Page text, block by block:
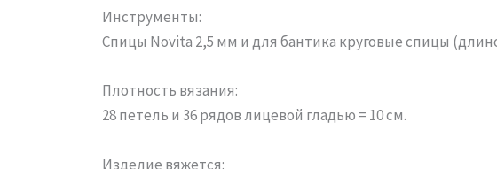
Инструменты:
Спицы Novita 2,5 мм и для бантика круговые спицы
Плотность вязания:
28 петель и 36 рядов лицевой гладью = 10 см.
Изделие вяжется: